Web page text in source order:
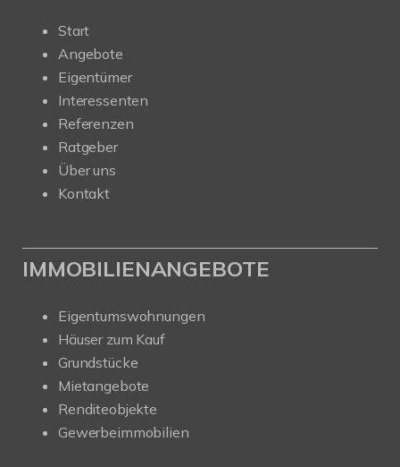
Start
Angebote
Eigentümer
Interessenten
Referenzen
Ratgeber
Über uns
Kontakt
IMMOBILIENANGEBOTE
Eigentumswohnungen
Häuser zum Kauf
Grundstücke
Mietangebote
Renditeobjekte
Gewerbeimmobilien